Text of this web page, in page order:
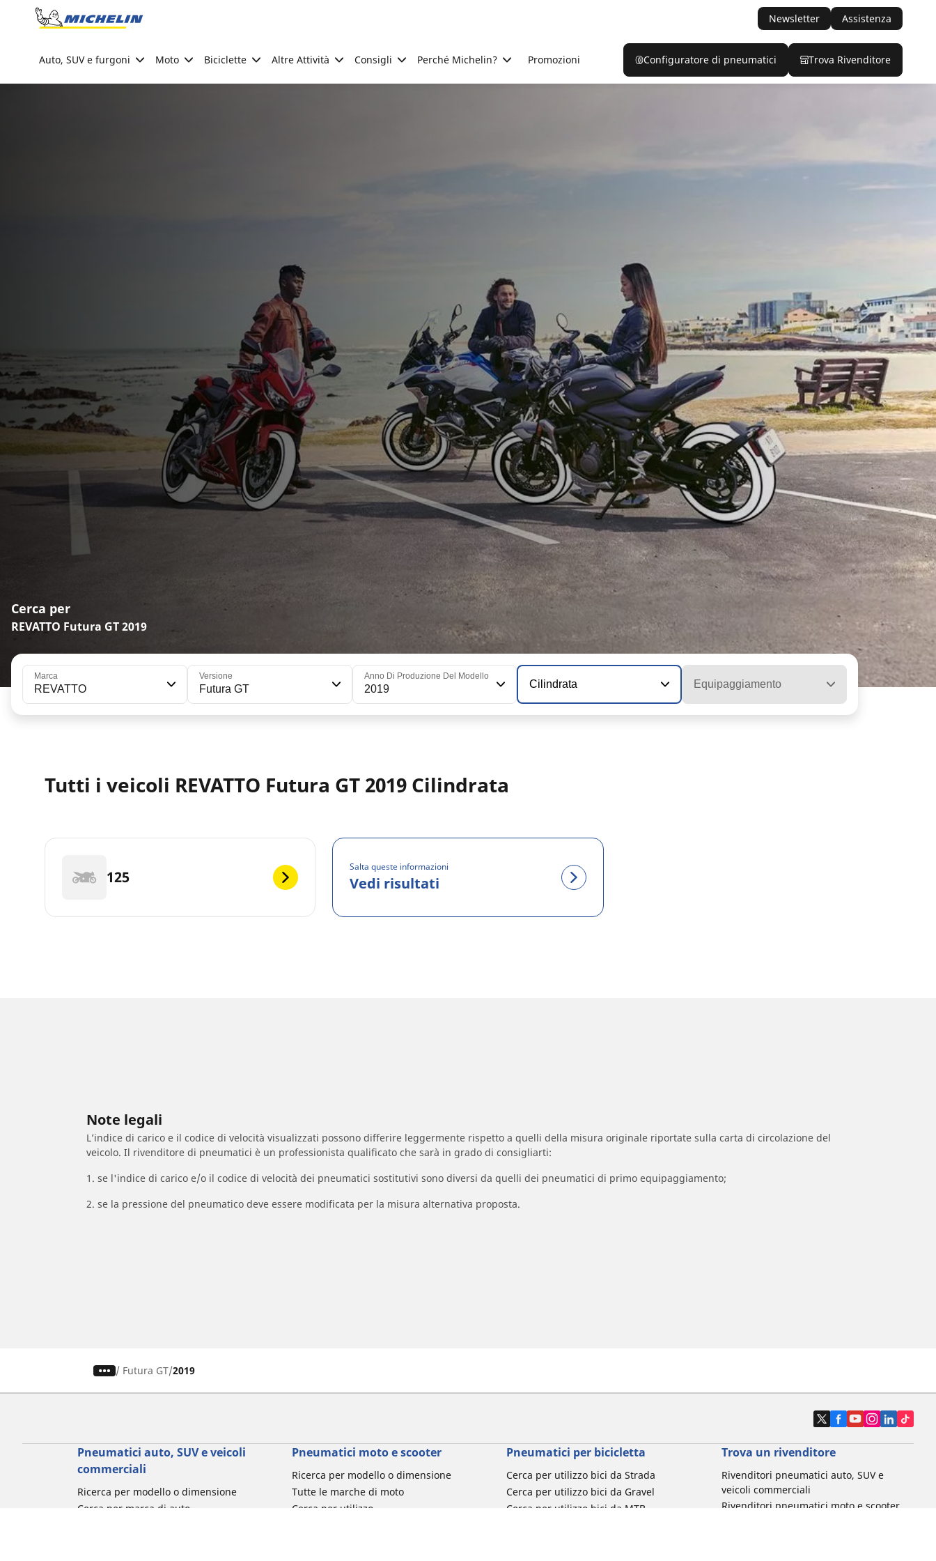
Go to page content
Newsletter Assistenza
Auto, SUV e furgoni Moto Biciclette Altre Attività Consigli Perché Michelin? Promozioni Configuratore di pneumatici Trova Rivenditore
Cerca per
REVATTO Futura GT 2019
Marca
REVATTO
Versione
Futura GT
Anno Di Produzione Del Modello
2019 Cilindrata Equipaggiamento
Tutti i veicoli REVATTO Futura GT 2019 Cilindrata
125
Salta queste informazioni
Vedi risultati
Note legali
L’indice di carico e il codice di velocità visualizzati possono differire leggermente rispetto a quelli della misura originale riportate sulla carta di circolazione del
veicolo. Il rivenditore di pneumatici è un professionista qualificato che sarà in grado di consigliarti:
1. se l'indice di carico e/o il codice di velocità dei pneumatici sostitutivi sono diversi da quelli dei pneumatici di primo equipaggiamento;
2. se la pressione del pneumatico deve essere modificata per la misura alternativa proposta.
/ Futura GT 2019
Pneumatici auto, SUV e veicoli
commerciali
Ricerca per modello o dimensione
Cerca per marca di auto
Pneumatici moto e scooter
Ricerca per modello o dimensione
Tutte le marche di moto
Cerca per utilizzo
Pneumatici per bicicletta
Cerca per utilizzo bici da Strada
Cerca per utilizzo bici da Gravel
Cerca per utilizzo bici da MTB
Trova un rivenditore
Rivenditori pneumatici auto, SUV e
veicoli commerciali
Rivenditori pneumatici moto e scooter